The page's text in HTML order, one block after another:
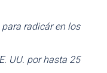
radicár en los
UU. por hasta 25